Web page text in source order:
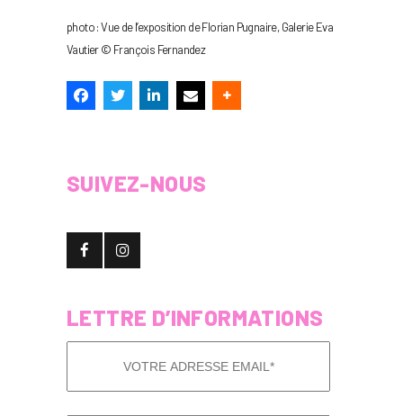
photo : Vue de l’exposition de Florian Pugnaire, Galerie Eva
Vautier © François Fernandez
SUIVEZ-NOUS
LETTRE D’INFORMATIONS